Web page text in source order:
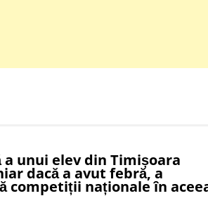
a unui elev din Timișoara
dacă a avut febră, a
competiții naționale în